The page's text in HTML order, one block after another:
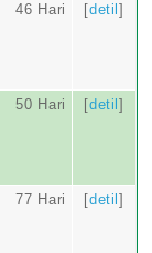
46 Hari [detil]
50 Hari [detil]
77 Hari [detil]